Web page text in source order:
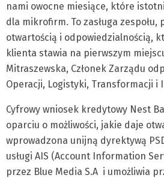
nami owocne miesiące, które
dla mikrofirm. To zasługa zespołu,
otwartością i odpowiedzialnością,
klienta stawia na pierwszym
Mitraszewska, Członek Zarządu
Operacji, Logistyki, Transformacji i
Cyfrowy wniosek kredytowy Nest
oparciu o możliwości, jakie daje
wprowadzona unijną dyrektywą
usługi AIS (Account Information
przez Blue Media S.A i umożliwia